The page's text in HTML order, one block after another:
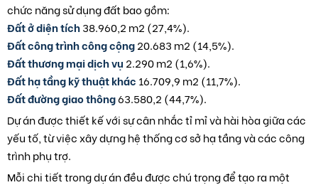
chức năng sử dụng đất bao gồm:
Đất ở diện tích38.960,2 m2 (27,4%).
Đất công trình công cộng20.683 m2 (14,5%).
Đất thương mại dịch vụ 2.290 m2 (1,6%).
Đất hạ tầng kỹ thuật khác 16.709,9 m2 (11,7%).
Đất đường giao thông63.580,2 (44,7%).
Dự án được thiết kế với sự cân nhắc tỉ mỉ và hài hòa giữa các
yếu tố, từ việc xây dựng hệ thống cơ sở hạ tầng và các công
trình phụ trợ.
Mỗi chi tiết trong dự án đều được chú trọng để tạo ra một